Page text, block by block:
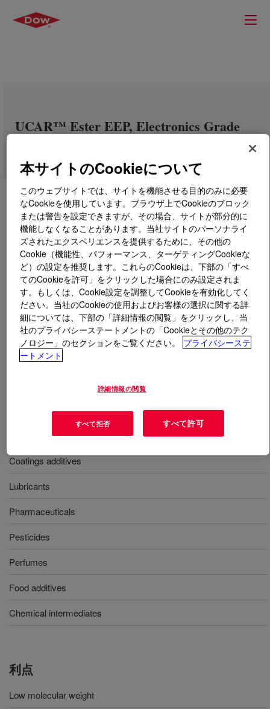
UCAR™ Ester EEP, Electronics Grade
とはUCAR™ Ester EEP, Electronics Grade?
A slow evaporating ether–ester solvent with excellent
solvent properties for a wide range of applications.
Plasticizers
Coatings additives
Lubricants
Pharmaceuticals
Pesticides
Perfumes
Food additives
Chemical intermediates
利点
Low molecular weight
本サイトのCookieについて
このウェブサイトでは、サイトを機能させる目的のみに必要
なCookieを使用しています。ブラウザ上でCookieのブロック
または警告を設定できますが、その場合、サイトが部分的に
機能しなくなることがあります。当社サイトのパーソナライ
ズされたエクスペリエンスを提供するために、その他の
Cookie（機能性、パフォーマンス、ターゲティングCookieな
ど）の設定を推奨します。これらのCookieは、下部の「すべ
てのCookieを許可」をクリックした場合にのみ設定されま
す。もしくは、Cookie設定を調整してCookieを有効化してく
ださい。当社のCookieの使用およびお客様の選択に関する詳
細については、下部の「詳細情報の閲覧」をクリックし、当
社のプライバシーステートメントの「Cookieとその他のテク
ノロジー」のセクションをご覧ください。
プライバシーステ
ートメント
詳細情報の閲覧
すべて拒否 すべて許可